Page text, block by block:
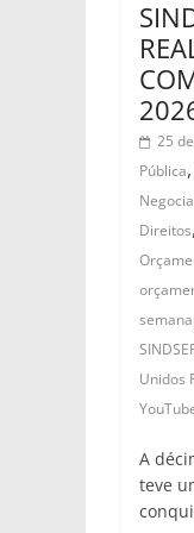
25
Pública,
Direitos,
semanal
Unidos
A
teve